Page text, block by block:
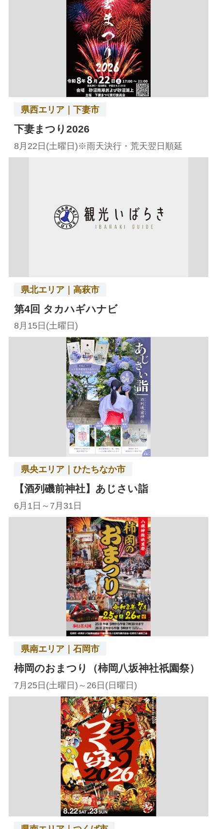
県西エリア｜下妻市
下妻まつり2026
8月22日(土曜日)※雨天決行・荒天翌日順延
県北エリア｜高萩市
第4回 タカハギハナビ
8月15日(土曜日)
県央エリア｜ひたちなか市
【酒列磯前神社】あじさい詣
6月1日～7月31日
県南エリア｜石岡市
柿岡のおまつり（柿岡八坂神社祇園祭）
7月25日(土曜日)～26日(日曜日)